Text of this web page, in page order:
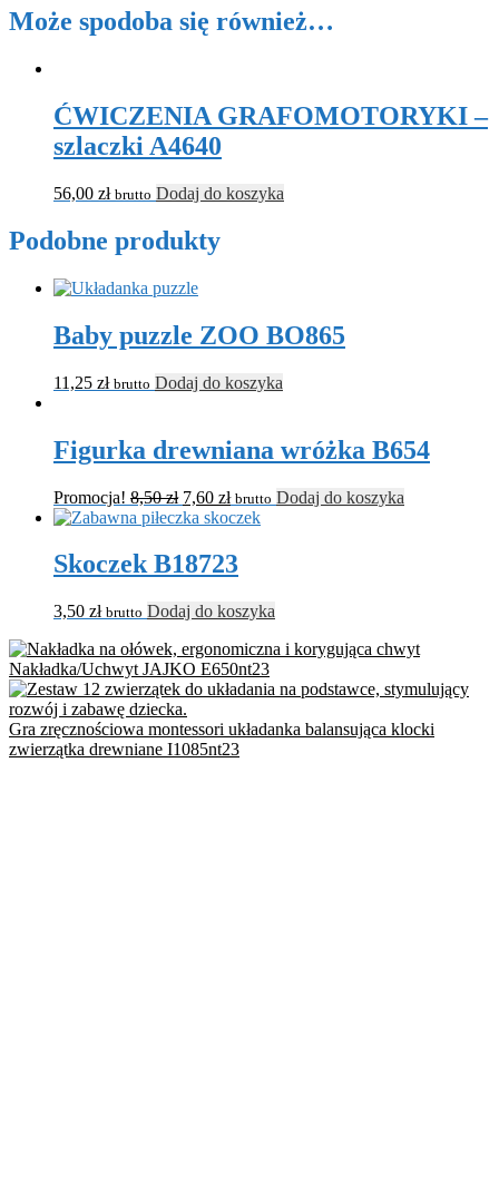
Może spodoba się również…
ĆWICZENIA GRAFOMOTORYKI –
szlaczki A4640
56,00 zł brutto Dodaj do koszyka
Podobne produkty
Baby puzzle ZOO BO865
11,25 zł brutto Dodaj do koszyka
Figurka drewniana wróżka B654
Promocja! 8,50zł 7,60 zł brutto Dodaj do koszyka
Skoczek B18723
3,50 zł brutto Dodaj do koszyka
Nakładka/Uchwyt JAJKO E650nt23
Gra zręcznościowa montessori układanka balansująca klocki
zwierzątka drewniane I1085nt23